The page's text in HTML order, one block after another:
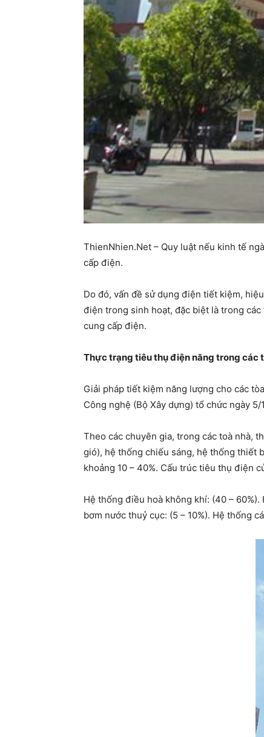
ThienNhien.Net – Quy luật nếu kinh tế
cấp điện.
Do đó, vấn đề sử dụng điện tiết kiệm,
điện trong sinh hoạt, đặc biệt là trong
cung cấp điện.
Thực trạng tiêu thụ điện năng trong các
Giải pháp tiết kiệm năng lượng cho các
Công nghệ (Bộ Xây dựng) tổ chức ngày
Theo các chuyên gia, trong các toà nhà,
gió), hệ thống chiếu sáng, hệ thống thiết
khoảng 10 – 40%. Cấu trúc tiêu thụ điện
Hệ thống điều hoà không khí: (40 – 60%).
bơm nước thuỷ cục: (5 – 10%). Hệ thống